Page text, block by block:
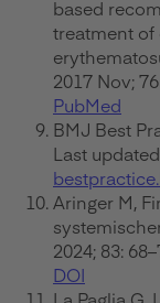
based
treatment
2017 Nov;
PubMed
BMJ Best
Last
Aringer M,
2024; 83:
DOI